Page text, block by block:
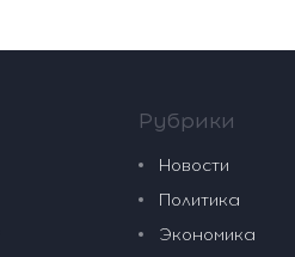
Рубрики
Новости
Политика
Экономика